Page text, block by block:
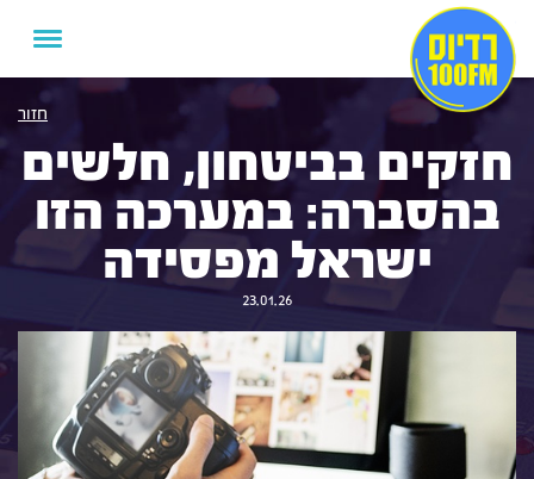
חזור
חזקים בביטחון, חלשים
בהסברה: במערכה הזו
ישראל מפסידה
23.01.26